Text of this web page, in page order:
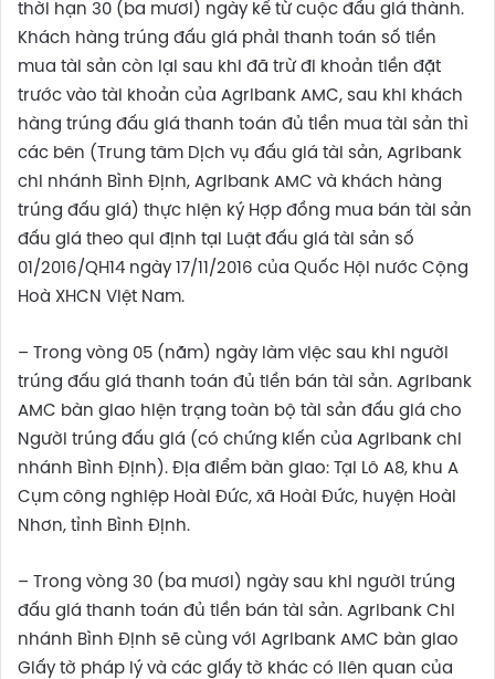
thời hạn 30 (ba mươi) ngày kể từ cuộc đấu giá thành.
Khách hàng trúng đấu giá phải thanh toán số tiền
mua tài sản còn lại sau khi đã trừ đi khoản tiền đặt
trước vào tài khoản của Agribank AMC, sau khi khách
hàng trúng đấu giá thanh toán đủ tiền mua tài sản thì
các bên (Trung tâm Dịch vụ đấu giá tài sản, Agribank
chi nhánh Bình Định, Agribank AMC và khách hàng
trúng đấu giá) thực hiện ký Hợp đồng mua bán tài sản
đấu giá theo qui định tại Luật đấu giá tài sản số
01/2016/QH14 ngày 17/11/2016 của Quốc Hội nước Cộng
Hoà XHCN Việt Nam.
– Trong vòng 05 (năm) ngày làm việc sau khi người
trúng đấu giá thanh toán đủ tiền bán tài sản. Agribank
AMC bàn giao hiện trạng toàn bộ tài sản đấu giá cho
Người trúng đấu giá (có chứng kiến của Agribank chi
nhánh Bình Định). Địa điểm bàn giao: Tại Lô A8, khu A
Cụm công nghiệp Hoài Đức, xã Hoài Đức, huyện Hoài
Nhơn, tỉnh Bình Định.
– Trong vòng 30 (ba mươi) ngày sau khi người trúng
đấu giá thanh toán đủ tiền bán tài sản. Agribank Chi
nhánh Bình Định sẽ cùng với Agribank AMC bàn giao
Giấy tờ pháp lý và các giấy tờ khác có liên quan của